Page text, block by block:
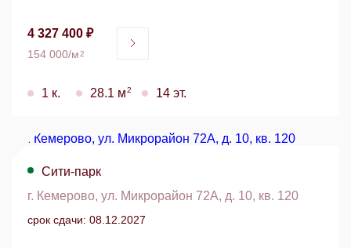
4 327 400 ₽
154 000/м2
1 к. 28.1 м2 14 эт.
Сити-парк
г. Кемерово, ул. Микрорайон 72А, д. 10, кв. 120
срок сдачи: 08.12.2027